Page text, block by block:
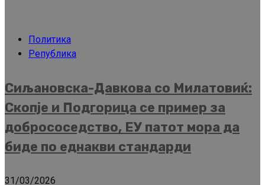
Политика
Република
Сиљановска-Давкова со Милатовиќ:
Скопје и Подгорица се пример за
добрососедство, ЕУ патот мора да
биде по еднакви стандарди
31/03/2026